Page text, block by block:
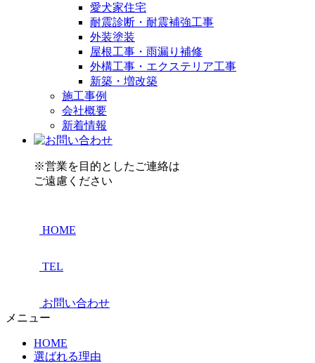
愛犬家住宅
耐震診断・耐震補強工事
外装塗装
屋根工事・雨漏り補修
外構工事・エクステリア工事
新築・増改築
施工事例
会社概要
新着情報
※営業を目的としたご連絡は
ご遠慮ください
HOME
TEL
お問い合わせ
メニュー
HOME
選ばれる理由